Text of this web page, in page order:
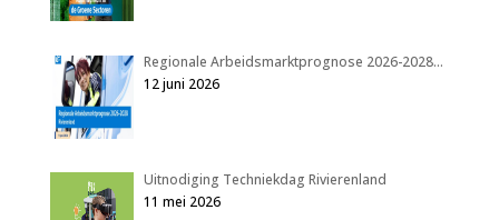
Regionale Arbeidsmarktprognose 2026-2028…
12 juni 2026
Uitnodiging Techniekdag Rivierenland
11 mei 2026